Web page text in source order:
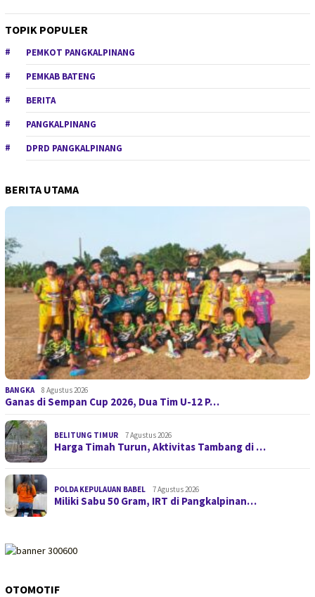
TOPIK POPULER
PEMKOT PANGKALPINANG
PEMKAB BATENG
BERITA
PANGKALPINANG
DPRD PANGKALPINANG
BERITA UTAMA
BANGKA 8 Agustus 2026
Ganas di Sempan Cup 2026, Dua Tim U-12 P…
BELITUNG TIMUR 7 Agustus 2026
Harga Timah Turun, Aktivitas Tambang di …
POLDA KEPULAUAN BABEL 7 Agustus 2026
Miliki Sabu 50 Gram, IRT di Pangkalpinan…
OTOMOTIF